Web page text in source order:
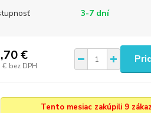
3-7 dní
€
€ bez DPH
Tento mesiac zakúpili 9